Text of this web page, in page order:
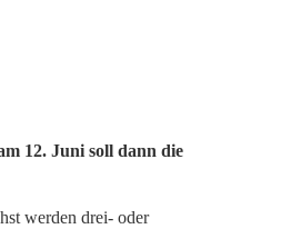
12. Juni soll dann die
werden drei- oder